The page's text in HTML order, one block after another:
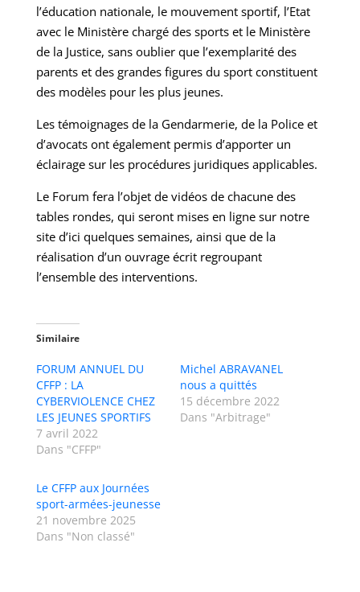
l’éducation nationale, le mouvement sportif, l’Etat
avec le Ministère chargé des sports et le Ministère
de la Justice, sans oublier que l’exemplarité des
parents et des grandes figures du sport constituent
des modèles pour les plus jeunes.
Les témoignages de la Gendarmerie, de la Police et
d’avocats ont également permis d’apporter un
éclairage sur les procédures juridiques applicables.
Le Forum fera l’objet de vidéos de chacune des
tables rondes, qui seront mises en ligne sur notre
site d’ici quelques semaines, ainsi que de la
réalisation d’un ouvrage écrit regroupant
l’ensemble des interventions.
Similaire
FORUM ANNUEL DU
CFFP : LA
CYBERVIOLENCE CHEZ
LES JEUNES SPORTIFS
7 avril 2022
Dans "CFFP"
Michel ABRAVANEL
nous a quittés
15 décembre 2022
Dans "Arbitrage"
Le CFFP aux Journées
sport-armées-jeunesse
21 novembre 2025
Dans "Non classé"